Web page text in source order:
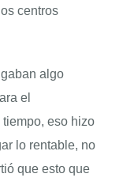
centros
algo
el
eso hizo
lo rentable, no
que esto que